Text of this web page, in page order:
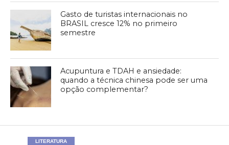
Gasto de turistas internacionais no
BRASIL cresce 12% no primeiro
semestre
Acupuntura e TDAH e ansiedade:
quando a técnica chinesa pode ser uma
opção complementar?
LITERATURA